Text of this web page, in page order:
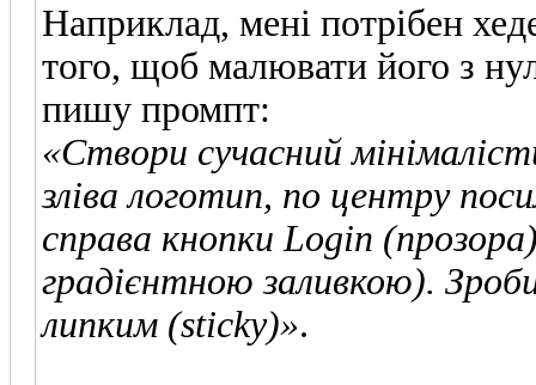
Наприклад, мені потрібен
того, щоб малювати його з
пишу промпт:
«Створи сучасний
зліва логотип, по центру
справа кнопки Login
градієнтною заливкою).
липким (sticky)».